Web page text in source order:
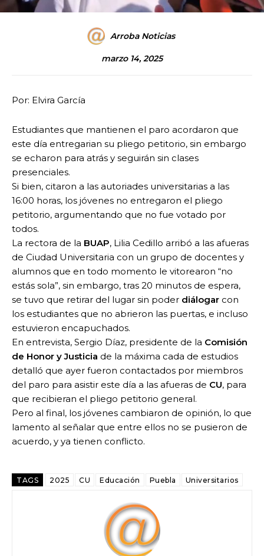
Arroba Noticias
marzo 14, 2025
Por: Elvira García
Estudiantes que mantienen el paro acordaron que
este día entregarian su pliego petitorio, sin embargo
se echaron para atrás y seguirán sin clases
presenciales.
Si bien, citaron a las autoriades universitarias a las
16:00 horas, los jóvenes no entregaron el pliego
petitorio, argumentando que no fue votado por
todos.
La rectora de la BUAP, Lilia Cedillo arribó a las afueras
de Ciudad Universitaria con un grupo de docentes y
alumnos que en todo momento le vitorearon “no
estás sola”, sin embargo, tras 20 minutos de espera,
se tuvo que retirar del lugar sin poder diálogar con
los estudiantes que no abrieron las puertas, e incluso
estuvieron encapuchados.
En entrevista, Sergio Díaz, presidente de la Comisión
de Honor y Justicia de la máxima cada de estudios
detalló que ayer fueron contactados por miembros
del paro para asistir este día a las afueras de CU, para
que recibieran el pliego petitorio general.
Pero al final, los jóvenes cambiaron de opinión, lo que
lamento al señalar que entre ellos no se pusieron de
acuerdo, y ya tienen conflicto.
TAGS 2025 CU Educación Puebla Universitarios